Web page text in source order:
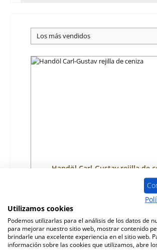
Handöl Carl-Gustav rejilla de
01025175
Precio normal:
62,28 €
Disponible, plazo de entrega: 4-6
Utilizamos cookies
Podemos utilizarlas para el análisis de los datos de
para mejorar nuestro sitio web, mostrar contenido
brindarle una excelente experiencia en el sitio web.
información sobre las cookies que utilizamos, abre